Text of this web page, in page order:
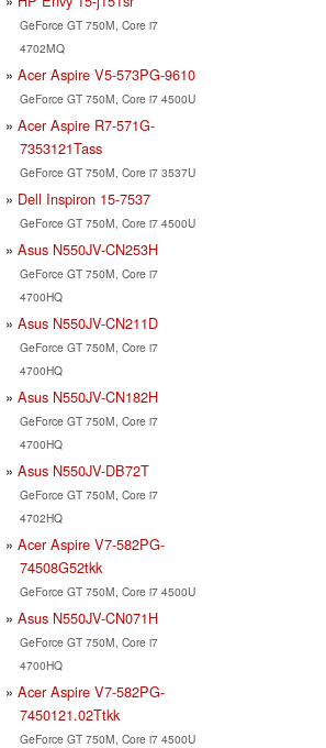
GeForce GT 750M, Core i7
4702MQ
Acer Aspire V5-573PG-9610
GeForce GT 750M, Core i7 4500U
Acer Aspire R7-571G-
7353121Tass
GeForce GT 750M, Core i7 3537U
Dell Inspiron 15-7537
GeForce GT 750M, Core i7 4500U
Asus N550JV-CN253H
GeForce GT 750M, Core i7
4700HQ
Asus N550JV-CN211D
GeForce GT 750M, Core i7
4700HQ
Asus N550JV-CN182H
GeForce GT 750M, Core i7
4700HQ
Asus N550JV-DB72T
GeForce GT 750M, Core i7
4702HQ
Acer Aspire V7-582PG-
74508G52tkk
GeForce GT 750M, Core i7 4500U
Asus N550JV-CN071H
GeForce GT 750M, Core i7
4700HQ
Acer Aspire V7-582PG-
7450121.02Ttkk
GeForce GT 750M, Core i7 4500U